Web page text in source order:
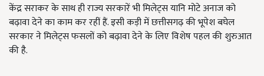
केंद्र सराकर के साथ ही राज्य सरकारें भी मिलेट्स यानि मोटे अनाज को
बढ़ावा देने का काम कर रहीं हैं. इसी कड़ी में छत्तीसगढ़ की भूपेश बघेल
सरकार ने मिलेट्स फसलों को बढ़ावा देने के लिए विशेष पहल की शुरुआत
की है.